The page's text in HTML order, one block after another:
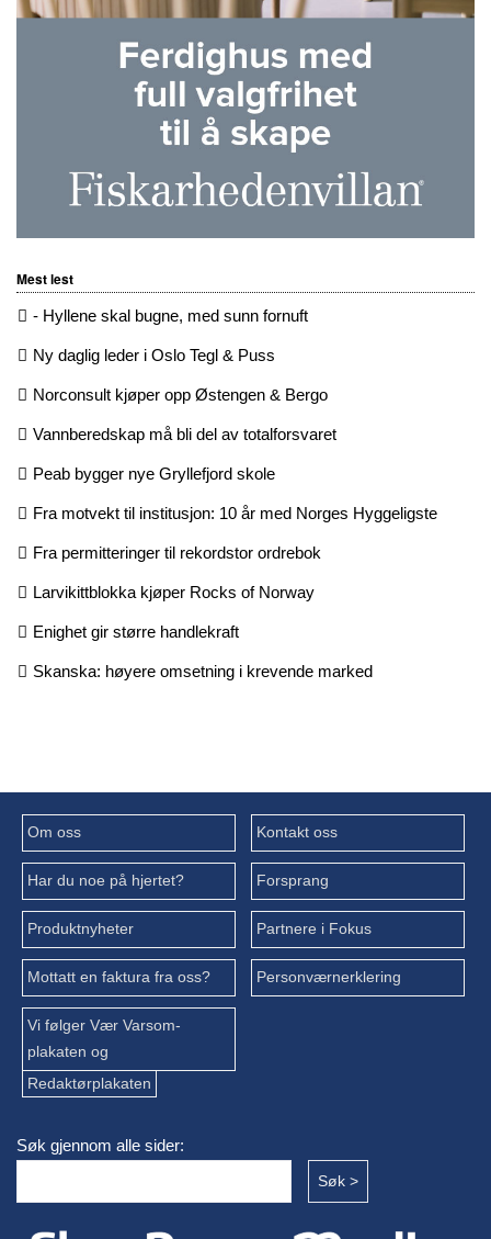
Mest lest
- Hyllene skal bugne, med sunn fornuft
Ny daglig leder i Oslo Tegl & Puss
Norconsult kjøper opp Østengen & Bergo
Vannberedskap må bli del av totalforsvaret
Peab bygger nye Gryllefjord skole
Fra motvekt til institusjon: 10 år med Norges Hyggeligste
Fra permitteringer til rekordstor ordrebok
Larvikittblokka kjøper Rocks of Norway
Enighet gir større handlekraft
Skanska: høyere omsetning i krevende marked
Om oss Kontakt oss
Har du noe på hjertet? Forsprang
Produktnyheter Partnere i Fokus
Mottatt en faktura fra oss? Personværnerklering
Vi følger Vær Varsom-
plakaten og
Redaktørplakaten
Søk gjennom alle sider: